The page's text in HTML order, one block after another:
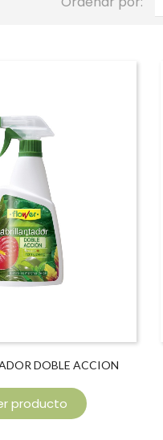
DOBLE ACCION
producto